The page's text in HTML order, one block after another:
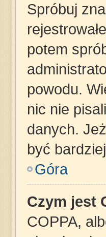
Spróbuj
potem
powodu.
nic nie
danych.
być
Góra
Czym jest
COPPA,